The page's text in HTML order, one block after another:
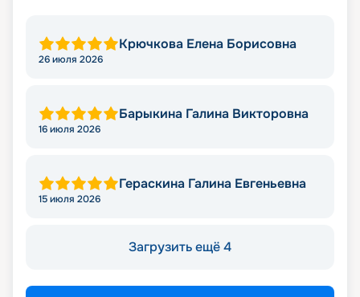
Крючкова Елена Борисовна
26 июля 2026
Барыкина Галина Викторовна
16 июля 2026
Гераскина Галина Евгеньевна
15 июля 2026
Загрузить ещё 4